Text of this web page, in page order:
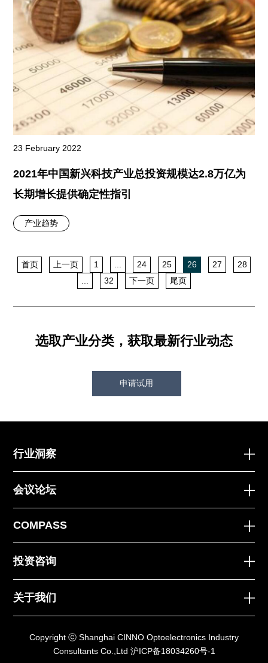
23 February 2022
2021年中国新兴科技产业总投资规模达2.8万亿为
长期增长提供确定性指引
产业趋势
首页 上一页 1 24 25 26 27
28
32 下一页 尾页
选取产业分类，获取最新行业动态
申请试用
行业洞察
会议论坛
COMPASS
投资咨询
关于我们
Copyright ⓒ Shanghai CINNO Optoelectronics Industry
Consultants Co.,Ltd 沪ICP备18034260号-1